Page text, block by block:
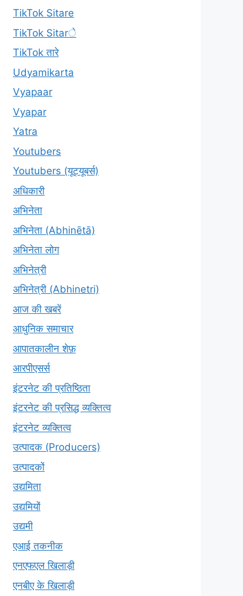
TikTok Sitare
TikTok Sitarे
TikTok तारे
Udyamikarta
Vyapaar
Vyapar
Yatra
Youtubers
Youtubers (यूट्यूबर्स)
अधिकारी
अभिनेता
अभिनेता (Abhinētā)
अभिनेता लोग
अभिनेत्री
अभिनेत्री (Abhinetri)
आज की खबरें
आधुनिक समाचार
आपातकालीन शेफ़
आरपीएसर्स
इंटरनेट की प्रतिष्ठिता
इंटरनेट की प्रसिद्ध व्यक्तित्व
इंटरनेट व्यक्तित्व
उत्पादक (Producers)
उत्पादकों
उद्यमिता
उद्यमियों
उद्यमी
एआई तकनीक
एनएफएल खिलाड़ी
एनबीए के खिलाड़ी